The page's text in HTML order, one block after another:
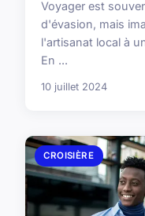
Voyager est
d'évasion, mais
l'artisanat local à
En ...
10 juillet 2024
CROISIÈRE